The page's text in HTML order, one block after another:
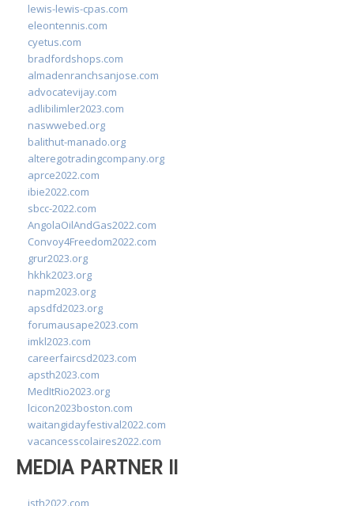
lewis-lewis-cpas.com
eleontennis.com
cyetus.com
bradfordshops.com
almadenranchsanjose.com
advocatevijay.com
adlibilimler2023.com
naswwebed.org
balithut-manado.org
alteregotradingcompany.org
aprce2022.com
ibie2022.com
sbcc-2022.com
AngolaOilAndGas2022.com
Convoy4Freedom2022.com
grur2023.org
hkhk2023.org
napm2023.org
apsdfd2023.org
forumausape2023.com
imkl2023.com
careerfaircsd2023.com
apsth2023.com
MedItRio2023.org
lcicon2023boston.com
waitangidayfestival2022.com
vacancesscolaires2022.com
MEDIA PARTNER II
isth2022.com